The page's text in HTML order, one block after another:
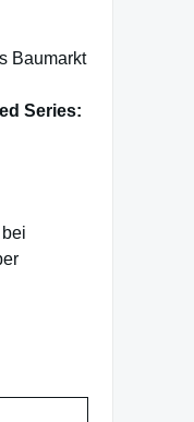
Baumarkt
Series: